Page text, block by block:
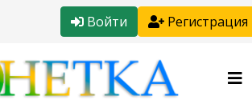
Войти Регистрация